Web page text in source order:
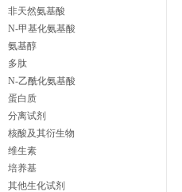
非天然氨基酸
N-甲基化氨基酸
氨基醇
多肽
N-乙酰化氨基酸
蛋白质
分离试剂
核酸及其衍生物
维生素
培养基
其他生化试剂